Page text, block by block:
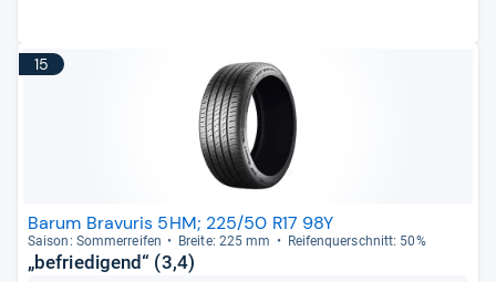
15
Barum Bravuris 5HM; 225/50 R17 98Y
Sai­son: Som­mer­rei­fen Breite: 225 mm Rei­fen­quer­schnitt: 50%
„befriedigend“ (3,4)